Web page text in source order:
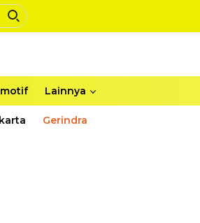
Lainnya
Gerindra